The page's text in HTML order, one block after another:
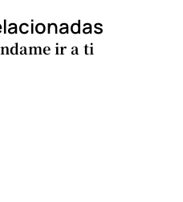
ir a ti